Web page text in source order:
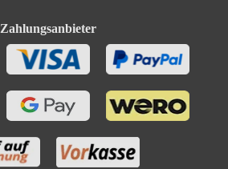
Zahlungsanbieter